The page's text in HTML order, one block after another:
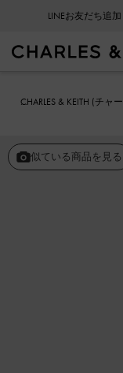
会員登録＋ニュー
CHARLES & KEITH (チ
似ている商品を見る